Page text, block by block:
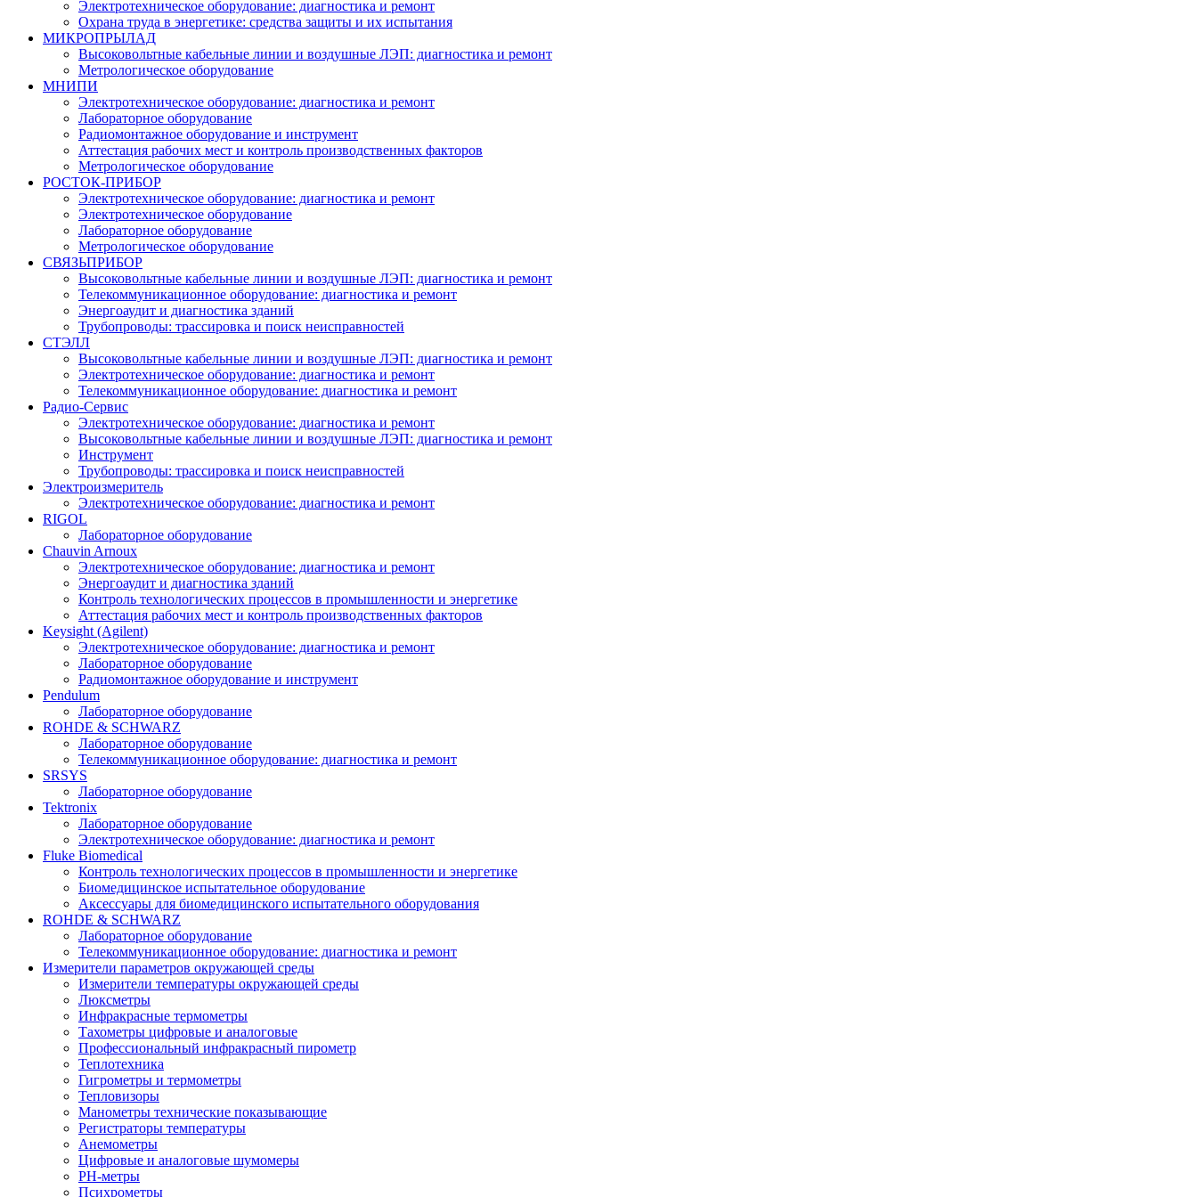
Электротехническое оборудование: диагностика и ремонт
Охрана труда в энергетике: средства защиты и их испытания
МИКРОПРЫЛАД
Высоковольтные кабельные линии и воздушные ЛЭП: диагностика и ремонт
Метрологическое оборудование
МНИПИ
Электротехническое оборудование: диагностика и ремонт
Лабораторное оборудование
Радиомонтажное оборудование и инструмент
Аттестация рабочих мест и контроль производственных факторов
Метрологическое оборудование
РОСТОК-ПРИБОР
Электротехническое оборудование: диагностика и ремонт
Электротехническое оборудование
Лабораторное оборудование
Метрологическое оборудование
СВЯЗЬПРИБОР
Высоковольтные кабельные линии и воздушные ЛЭП: диагностика и ремонт
Телекоммуникационное оборудование: диагностика и ремонт
Энергоаудит и диагностика зданий
Трубопроводы: трассировка и поиск неисправностей
СТЭЛЛ
Высоковольтные кабельные линии и воздушные ЛЭП: диагностика и ремонт
Электротехническое оборудование: диагностика и ремонт
Телекоммуникационное оборудование: диагностика и ремонт
Радио-Cервис
Электротехническое оборудование: диагностика и ремонт
Высоковольтные кабельные линии и воздушные ЛЭП: диагностика и ремонт
Инструмент
Трубопроводы: трассировка и поиск неисправностей
Электроизмеритель
Электротехническое оборудование: диагностика и ремонт
RIGOL
Лабораторное оборудование
Chauvin Arnoux
Электротехническое оборудование: диагностика и ремонт
Энергоаудит и диагностика зданий
Контроль технологических процессов в промышленности и энергетике
Аттестация рабочих мест и контроль производственных факторов
Keysight (Agilent)
Электротехническое оборудование: диагностика и ремонт
Лабораторное оборудование
Радиомонтажное оборудование и инструмент
Pendulum
Лабораторное оборудование
ROHDE & SCHWARZ
Лабораторное оборудование
Телекоммуникационное оборудование: диагностика и ремонт
SRSYS
Лабораторное оборудование
Tektronix
Лабораторное оборудование
Электротехническое оборудование: диагностика и ремонт
Fluke Biomedical
Контроль технологических процессов в промышленности и энергетике
Биомедицинское испытательное оборудование
Аксессуары для биомедицинского испытательного оборудования
ROHDE & SCHWARZ
Лабораторное оборудование
Телекоммуникационное оборудование: диагностика и ремонт
Измерители параметров окружающей среды
Измерители температуры окружающей среды
Люксметры
Инфракрасные термометры
Тахометры цифровые и аналоговые
Профессиональный инфракрасный пирометр
Теплотехника
Гигрометры и термометры
Тепловизоры
Манометры технические показывающие
Регистраторы температуры
Анемометры
Цифровые и аналоговые шумомеры
PH-метры
Психрометры